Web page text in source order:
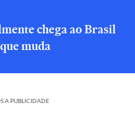
chega ao Brasil
muda
A PUBLICIDADE